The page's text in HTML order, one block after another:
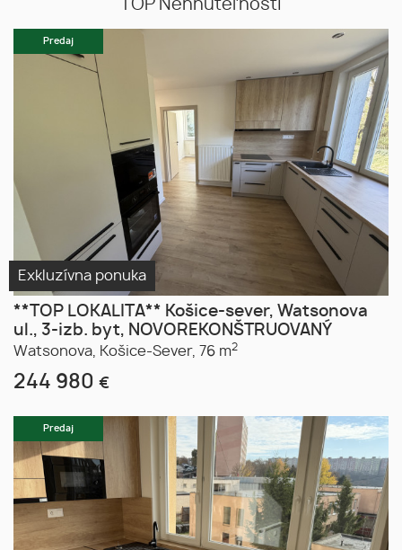
TOP Nehnuteľnosti
Exkluzívna ponuka
Predaj
**TOP LOKALITA** Košice-sever, Watsonova
ul., 3-izb. byt, NOVOREKONŠTRUOVANÝ
Watsonova, Košice-Sever, 76 m2
244 980 €
Predaj